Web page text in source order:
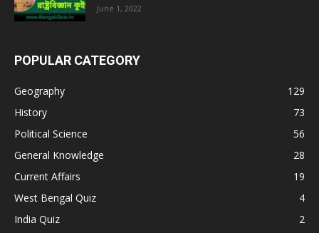
June 1, 2022
POPULAR CATEGORY
Geography
129
History
73
Political Science
56
General Knowledge
28
Current Affairs
19
West Bengal Quiz
4
India Quiz
2